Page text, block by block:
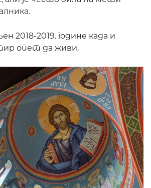
2018-2019. године када и
опет да живи.